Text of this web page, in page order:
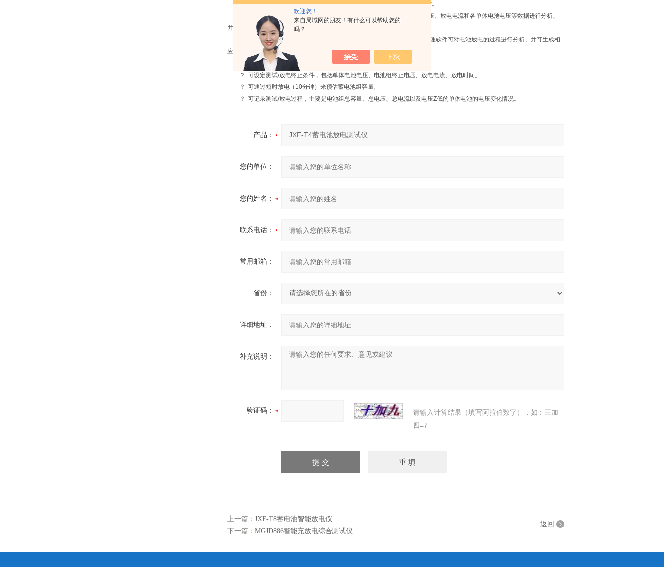
欢迎您！
来自局域网的朋友！有什么可以帮助您的
吗？
？ 无线采集盒可对每节电池进行监测，实现对电池组放电过程的完整监控。
？ 配备的PC机监测系统，可实时监测整个放电过程，并把监测到的总电压、放电电流和各单体电池电压等数据进行分析、
并可生成相应的数据报表。
？ 有USB接口，可将放电过程的数据存入U盘，并导入PC机。PC数据管理软件可对电池放电的过程进行分析、并可生成相
应的数据报表。
？ 采用智能单片机ARM控制、液晶中英文显示。菜单操作简单明了。
？ 可设定测试/放电终止条件，包括单体电池电压、电池组终止电压、放电电流、放电时间。
？ 可通过短时放电（10分钟）来预估蓄电池组容量。
？ 可记录测试/放电过程，主要是电池组总容量、总电压、总电流以及电压Z低的单体电池的电压变化情况。
产品：
您的单位：
您的姓名：
联系电话：
常用邮箱：
省份：
详细地址：
补充说明：
验证码：
请输入计算结果（填写阿拉伯数字），如：三加
四=7
上一篇： JXF-T8蓄电池智能放电仪
下一篇： MGJD886智能充放电综合测试仪
返回